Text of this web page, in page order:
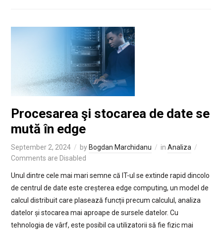
Procesarea şi stocarea de date se
mută în edge
September 2, 2024 by Bogdan Marchidanu in Analiza
Comments are Disabled
Unul dintre cele mai mari semne că IT-ul se extinde rapid dincolo
de centrul de date este creșterea edge computing, un model de
calcul distribuit care plasează funcții precum calculul, analiza
datelor și stocarea mai aproape de sursele datelor. Cu
tehnologia de vârf, este posibil ca utilizatorii să fie fizic mai